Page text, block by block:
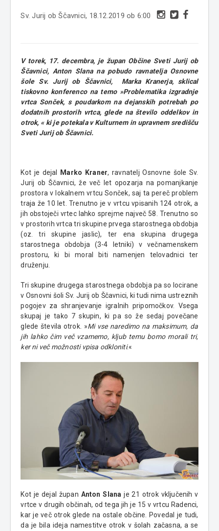
Sv. Jurij ob Ščavnici, 18.12.2019 ob 6:00
V torek, 17. decembra, je župan Občine Sveti Jurij ob
Ščavnici, Anton Slana na pobudo ravnatelja Osnovne
šole Sv. Jurij ob Ščavnici, Marka Kranerja, sklical
tiskovno konferenco na temo »Problematika izgradnje
vrtca Sonček, s poudarkom na dejanskih potrebah po
dodatnih prostorih vrtca, glede na število oddelkov in
otrok, « ki je potekala v Kulturnem in upravnem središču
Sveti Jurij ob Ščavnici.
Kot je dejal Marko Kraner, ravnatelj Osnovne šole Sv.
Jurij ob Ščavnici, že več let opozarja na pomanjkanje
prostora v lokalnem vrtcu Sonček, saj ta pereč problem
traja že 10 let. Trenutno je v vrtcu vpisanih 124 otrok, a
jih obstoječi vrtec lahko sprejme največ 58. Trenutno so
v prostorih vrtca tri skupine prvega starostnega obdobja
(oz. tri skupine jaslic), ter ena skupina drugega
starostnega obdobja (3-4 letniki) v večnamenskem
prostoru, ki bi moral biti namenjen telovadnici ter
druženju.
Tri skupine drugega starostnega obdobja pa so locirane
v Osnovni šoli Sv. Jurij ob Ščavnici, ki tudi nima ustreznih
pogojev za shranjevanje igralnih pripomočkov. Vsega
skupaj je tako 7 skupin, ki pa so že sedaj povečane
glede števila otrok. »Mi vse naredimo na maksimum, da
jih lahko čim več vzamemo, kljub temu bomo morali tri,
ker ni več možnosti vpisa odkloniti.«
Kot je dejal župan Anton Slana je 21 otrok vključenih v
vrtce v drugih občinah, od tega jih je 15 v vrtcu Radenci,
kar je več otrok glede na ostale občine. Povedal je tudi,
da je bila ideja namestitve otrok v šolah začasna, a se